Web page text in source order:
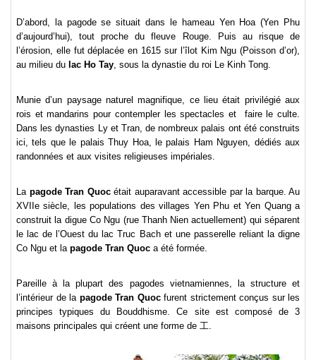
D’abord, la pagode se situait dans le hameau Yen Hoa (Yen Phu
d’aujourd’hui), tout proche du fleuve Rouge. Puis au risque de
l’érosion, elle fut déplacée en 1615 sur l’îlot Kim Ngu (Poisson d’or),
au milieu du lac Ho Tay, sous la dynastie du roi Le Kinh Tong.
Munie d’un paysage naturel magnifique, ce lieu était privilégié aux
rois et mandarins pour contempler les spectacles et faire le culte.
Dans les dynasties Ly et Tran, de nombreux palais ont été construits
ici, tels que le palais Thuy Hoa, le palais Ham Nguyen, dédiés aux
randonnées et aux visites religieuses impériales.
La pagode Tran Quocétait auparavant accessible par la barque. Au
XVIIe siècle, les populations des villages Yen Phu et Yen Quang a
construit la digue Co Ngu (rue Thanh Nien actuellement) qui séparent
le lac de l’Ouest du lac Truc Bach et une passerelle reliant la digne
Co Ngu et la pagode Tran Quoc a été formée.
Pareille à la plupart des pagodes vietnamiennes, la structure et
l’intérieur de la pagode Tran Quocfurent strictement conçus sur les
principes typiques du Bouddhisme. Ce site est composé de 3
maisons principales qui créent une forme de 工.